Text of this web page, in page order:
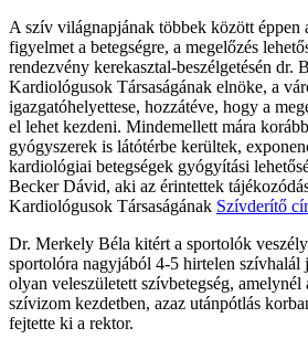
A szív világnapjának többek között éppen
figyelmet a betegségre, a megelőzés
rendezvény kerekasztal-beszélgetésén dr.
Kardiológusok Társaságának elnöke, a
igazgatóhelyettese, hozzátéve, hogy a
el lehet kezdeni. Mindemellett mára
gyógyszerek is látótérbe kerültek,
kardiológiai betegségek gyógyítási
Becker Dávid, aki az érintettek
Kardiológusok Társaságának Szívderítő
Dr. Merkely Béla kitért a sportolók
sportolóra nagyjából 4-5 hirtelen szívhalál
olyan veleszületett szívbetegség, amelynél
szívizom kezdetben, azaz utánpótlás
fejtette ki a rektor.